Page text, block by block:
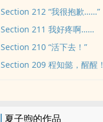
《蓝嘴唇》，困告剧情线五
唱。传送门>>/threads/
《马蒂尔餐厅》一个小变
《两耳之间》，一个性功能
Section 212 “我很抱歉……”
Section 211 我好疼啊……
Section 210 “活下去！”
​Section 209 程知懿，醒醒！
夏子煦的作品